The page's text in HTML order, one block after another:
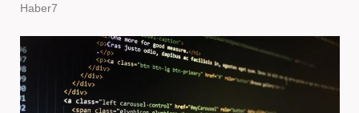
Haber7